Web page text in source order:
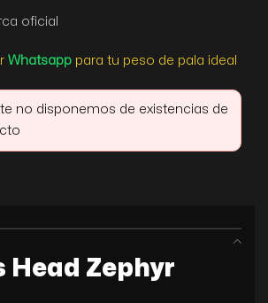
oficial
Whatsapp para tu peso de pala ideal
no disponemos de existencias de
Head Zephyr